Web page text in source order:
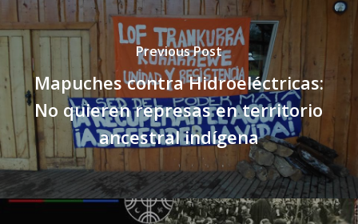
Previous Post
Mapuches contra Hidroeléctricas:
No quieren represas en territorio
ancestral indígena